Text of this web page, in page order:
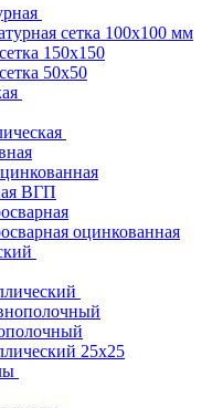
сетка 100х100 мм
150х150
50х50
ВГП
оцинкованная
25х25